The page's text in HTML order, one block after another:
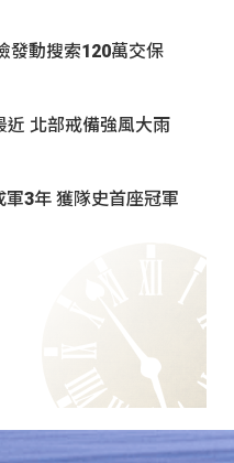
發動搜索120萬交保
近 北部戒備強風大雨
3年 獲隊史首座冠軍